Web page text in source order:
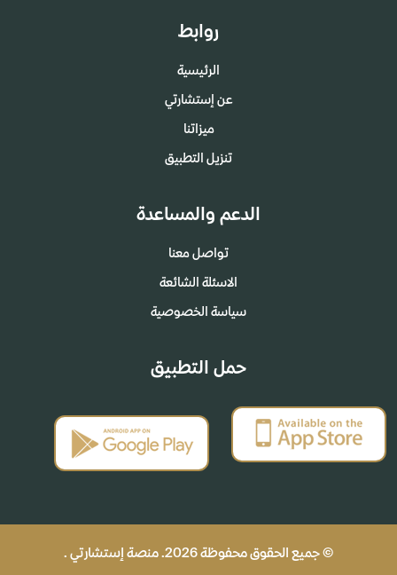
روابط
الرئيسية
عن إستشارتي
ميزاتنا
تنزيل التطبيق
الدعم والمساعدة
تواصل معنا
الاسئلة الشائعة
سياسة الخصوصية
حمل التطبيق
© جميع الحقوق محفوظة 2026. منصة إستشارتي .